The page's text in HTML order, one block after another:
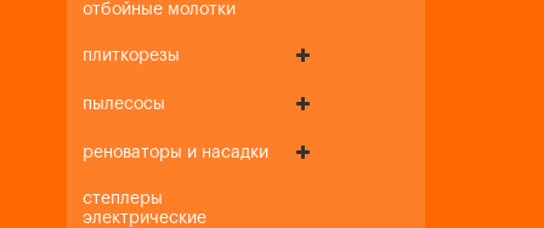
отбойные молотки
плиткорезы
пылесосы
реноваторы и насадки
степлеры
электрические